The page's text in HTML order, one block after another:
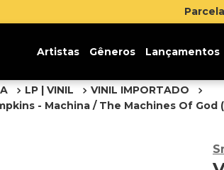
Artistas Gêneros Lançamentos
LP | VINIL
VINIL IMPORTADO
- Machina / The Machines Of God